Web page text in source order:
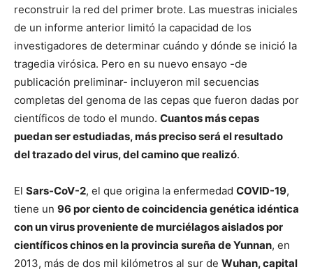
reconstruir la red del primer brote. Las muestras iniciales
de un informe anterior limitó la capacidad de los
investigadores de determinar cuándo y dónde se inició la
tragedia virósica. Pero en su nuevo ensayo -de
publicación preliminar- incluyeron mil secuencias
completas del genoma de las cepas que fueron dadas por
científicos de todo el mundo. Cuantos más cepas
puedan ser estudiadas, más preciso será el resultado
del trazado del virus, del camino que realizó.
El Sars-CoV-2, el que origina la enfermedad COVID-19,
tiene un 96 por ciento de coincidencia genética idéntica
con un virus proveniente de murciélagos aislados por
científicos chinos en la provincia sureña de Yunnan, en
2013, más de dos mil kilómetros al sur de Wuhan, capital